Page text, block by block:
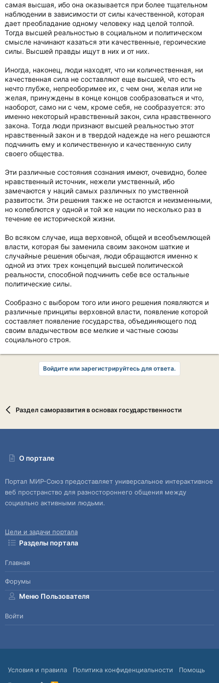
самая высшая, ибо она оказывается при более тщательном
наблюдении в зависимости от силы качественной, которая
дает преобладание одному человеку над целой толпой.
Тогда высшей реальностью в социальном и политическом
смысле начинают казаться эти качественные, героические
силы. Высшей правды ищут в них и от них.
Иногда, наконец, люди находят, что ни количественная, ни
качественная сила не составляют еще высшей, что есть
нечто глубже, непреоборимее их, с чем они, желая или не
желая, принуждены в конце концов сообразоваться и что,
наоборот, само ни с чем, кроме себя, не сообразуется: это
именно некоторый нравственный закон, сила нравственного
закона. Тогда люди признают высшей реальностью этот
нравственный закон и в твердой надежде на него решаются
подчинить ему и количественную и качественную силу
своего общества.
Эти различные состояния сознания имеют, очевидно, более
нравственный источник, нежели умственный, ибо
замечаются у наций самых различных по умственной
развитости. Эти решения также не остаются и неизменными,
но колеблются у одной и той же нации по несколько раз в
течение ее исторической жизни.
Во всяком случае, ища верховной, общей и всеобъемлющей
власти, которая бы заменила своим законом шаткие и
случайные решения обычая, люди обращаются именно к
одной из этих трех концепций высшей политической
реальности, способной подчинить себе все остальные
политические силы.
Сообразно с выбором того или иного решения появляются и
различные принципы верховной власти, появление которой
составляет появление государства, объединяющего под
своим владычеством все мелкие и частные союзы
социального строя.
Войдите или зарегистрируйтесь для ответа.
Раздел саморазвития в основах государственности
О портале
Портал МИР-Союз предоставляет универсальное интерактивное
веб пространство для разностороннего общения между
социально активными людьми.
Цели и задачи портала
Разделы портала
Главная
Форумы
Меню Пользователя
Войти
Условия и правила Политика конфиденциальности
Помощь